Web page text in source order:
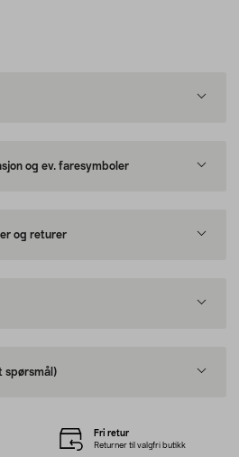
og ev. faresymboler
og returer
spørsmål)
Fri retur
Returner til valgfri butikk